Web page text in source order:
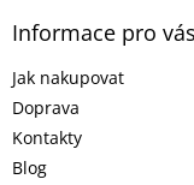
Informace pro vás
Jak nakupovat
Doprava
Kontakty
Blog